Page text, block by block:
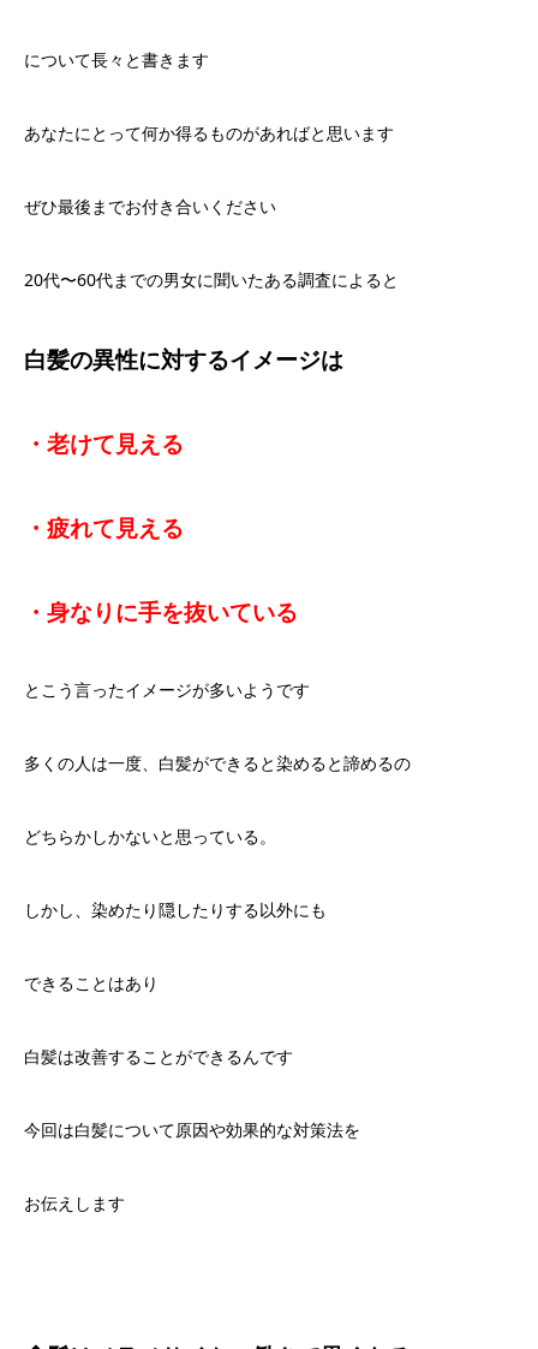
について長々と書きます
あなたにとって何か得るものがあればと思います
ぜひ最後までお付き合いください
20代〜60代までの男女に聞いたある調査によると
白髪の異性に対するイメージは
・老けて見える
・疲れて見える
・身なりに手を抜いている
とこう言ったイメージが多いようです
多くの人は一度、白髪ができると染めると諦めるの
どちらかしかないと思っている。
しかし、染めたり隠したりする以外にも
できることはあり
白髪は改善することができるんです
今回は白髪について原因や効果的な対策法を
お伝えします